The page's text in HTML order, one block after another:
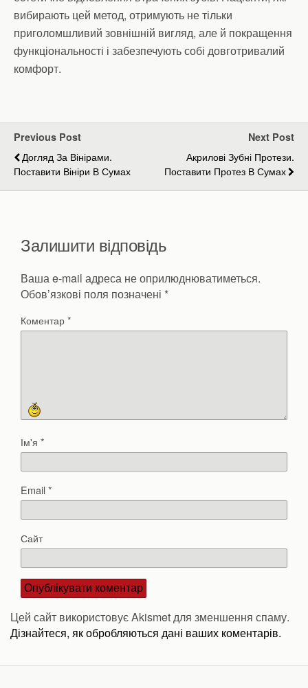
вибирають цей метод, отримують не тільки
приголомшливий зовнішній вигляд, але й покращення
функціональності і забезпечують собі довготривалий
комфорт.
Previous Post
Догляд За Вінірами.
Поставити Вініри В Сумах
Next Post
Акрилові Зубні Протези.
Поставити Протез В Сумах
Залишити відповідь
Ваша e-mail адреса не оприлюднюватиметься.
Обов’язкові поля позначені *
Коментар*
Ім'я *
Email*
Сайт
Цей сайт використовує Akismet для зменшення спаму.
Дізнайтеся, як обробляються дані ваших коментарів.